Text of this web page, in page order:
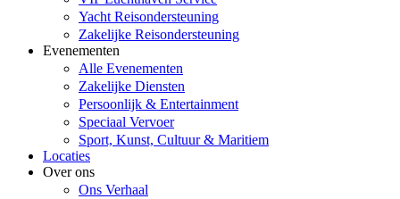
Yacht Reisondersteuning
Zakelijke Reisondersteuning
Evenementen
Alle Evenementen
Zakelijke Diensten
Persoonlijk & Entertainment
Speciaal Vervoer
Sport, Kunst, Cultuur & Maritiem
Locaties
Over ons
Ons Verhaal